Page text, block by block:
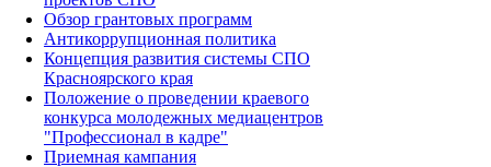
Обзор грантовых программ
Антикоррупционная политика
Концепция развития системы СПО
Красноярского края
Положение о проведении краевого
конкурса молодежных медиацентров
"Профессионал в кадре"
Приемная кампания